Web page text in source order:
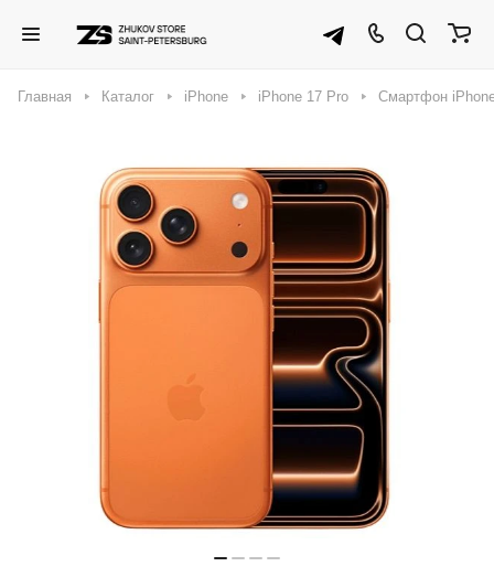
Главная Каталог iPhone iPhone 17 Pro Смартфон